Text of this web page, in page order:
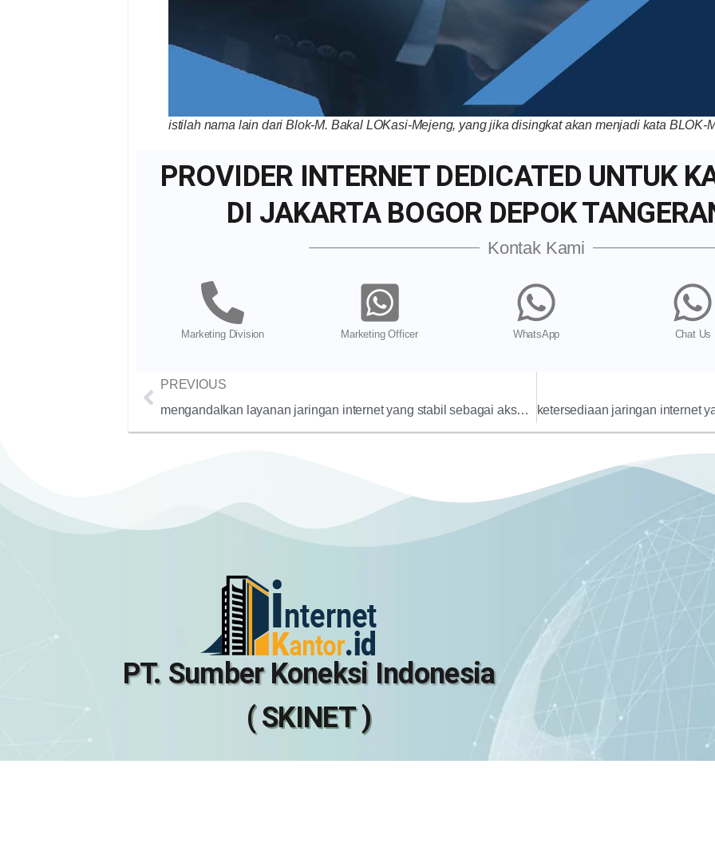
istilah nama lain dari Blok-M. Bakal LOKasi-Mejeng, yang jika disingkat akan menjadi kata BLOK-
PROVIDER INTERNET DEDICATED UNTUK
DI JAKARTA BOGOR DEPOK
Kontak Kami
Marketing Division Marketing Officer WhatsApp Chat Us
PREVIOUS
mengandalkan layanan jaringan internet yang stabil sebagai akses utamanya
PT. Sumber Koneksi Indonesia
( SKINET )